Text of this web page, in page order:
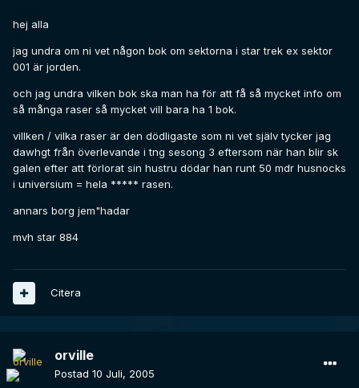
hej alla
jag undra om ni vet någon bok om sektorna i star trek ex sektor
001 är jorden.
och jag undra vilken bok ska man ha för att få så mycket info om
så många raser så mycket vill bara ha 1 bok.
villken / vilka raser är den dödligaste som ni vet själv tycker jag
dawhgt från överlevande i tng sesong 3 eftersom när han blir sk
galen efter att förlorat sin hustru dödar han runt 50 mdr husnocks
i universium = hela ***** rasen.
annars borg jem"hadar
mvh star 884
Citera
orville
Postad 10 Juli, 2005